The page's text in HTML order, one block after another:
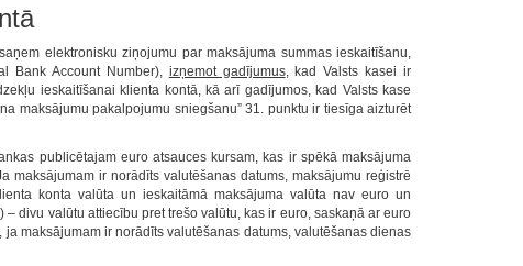
elektronisku ziņojumu par maksājuma summas ieskaitīšanu,
Bank Account Number), izņemot gadījumus, kad Valsts kasei ir
ieskaitīšanai klienta kontā, kā arī gadījumos, kad Valsts kase
maksājumu pakalpojumu sniegšanu” 31. punktu ir tiesīga aizturēt
publicētajam euro atsauces kursam, kas ir spēkā maksājuma
maksājumam ir norādīts valutēšanas datums, maksājumu reģistrē
konta valūta un ieskaitāmā maksājuma valūta nav euro un
divu valūtu attiecību pret trešo valūtu, kas ir euro, saskaņā ar euro
maksājumam ir norādīts valutēšanas datums, valutēšanas dienas